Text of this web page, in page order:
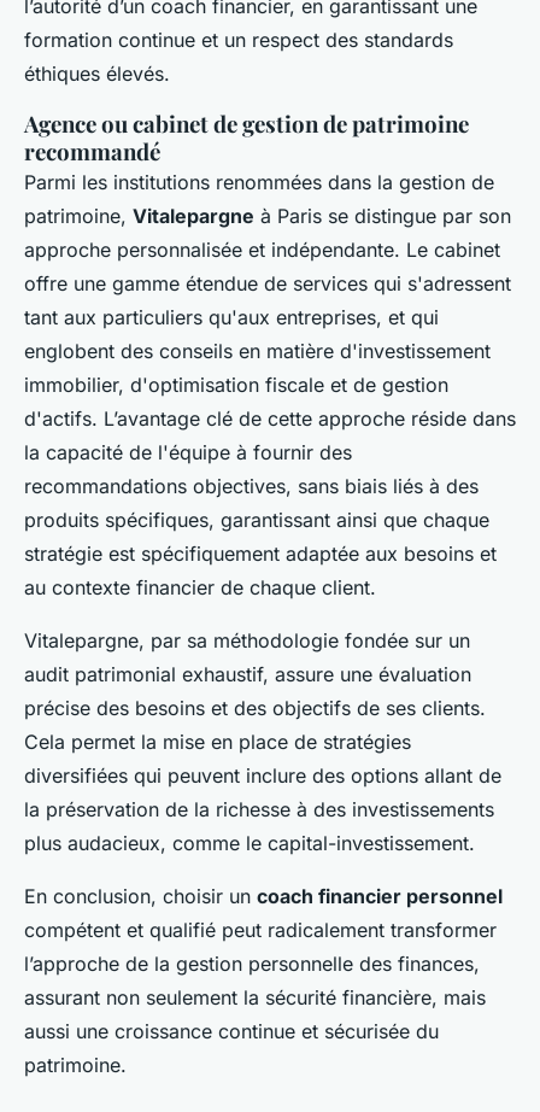
l’autorité d’un coach financier, en garantissant une
formation continue et un respect des standards
éthiques élevés.
Agence ou cabinet de gestion de patrimoine
recommandé
Parmi les institutions renommées dans la gestion de
patrimoine, Vitalepargne à Paris se distingue par son
approche personnalisée et indépendante. Le cabinet
offre une gamme étendue de services qui s'adressent
tant aux particuliers qu'aux entreprises, et qui
englobent des conseils en matière d'investissement
immobilier, d'optimisation fiscale et de gestion
d'actifs. L’avantage clé de cette approche réside dans
la capacité de l'équipe à fournir des
recommandations objectives, sans biais liés à des
produits spécifiques, garantissant ainsi que chaque
stratégie est spécifiquement adaptée aux besoins et
au contexte financier de chaque client.
Vitalepargne, par sa méthodologie fondée sur un
audit patrimonial exhaustif, assure une évaluation
précise des besoins et des objectifs de ses clients.
Cela permet la mise en place de stratégies
diversifiées qui peuvent inclure des options allant de
la préservation de la richesse à des investissements
plus audacieux, comme le capital-investissement.
En conclusion, choisir un coach financier personnel
compétent et qualifié peut radicalement transformer
l’approche de la gestion personnelle des finances,
assurant non seulement la sécurité financière, mais
aussi une croissance continue et sécurisée du
patrimoine.